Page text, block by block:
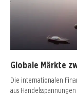
Globale Märkte
Die internationalen
aus